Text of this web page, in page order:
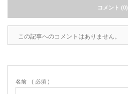
コメント (0)
この記事へのコメントはありません。
名前 ( 必須 )